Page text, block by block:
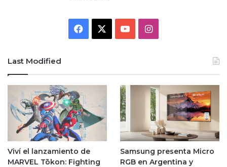
Facebook YouTubeInstagram
Last Modified
Viví el lanzamiento de
MARVEL Tōkon: Fighting
Samsung presenta Micro
RGB en Argentina y